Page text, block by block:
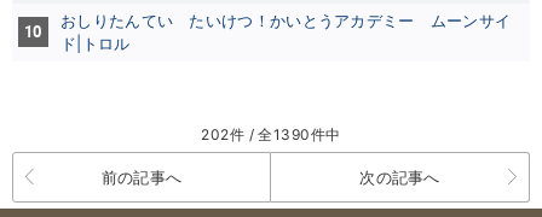
10
おしりたんてい たいけつ！かいとうアカデミー ムーンサイ
ド|トロル
202件 / 全1390件中
前の記事へ 次の記事へ